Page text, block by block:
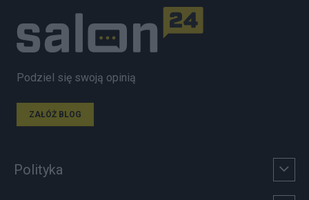
Podziel się swoją opinią
ZAŁÓŻ BLOG
Polityka